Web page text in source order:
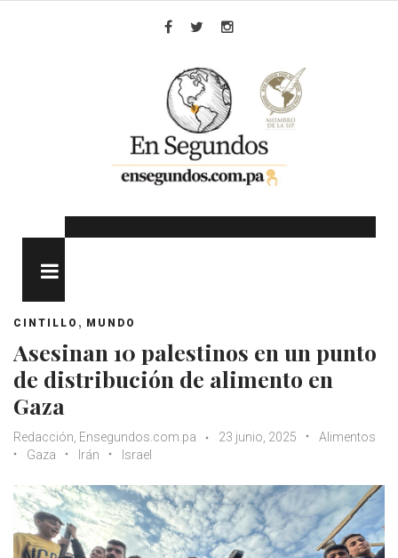
CINTILLO , MUNDO
Asesinan 10 palestinos en un punto
de distribución de alimento en
Gaza
Redacción, Ensegundos.com.pa 23 junio, 2025
Alimentos
Gaza
Irán Israel